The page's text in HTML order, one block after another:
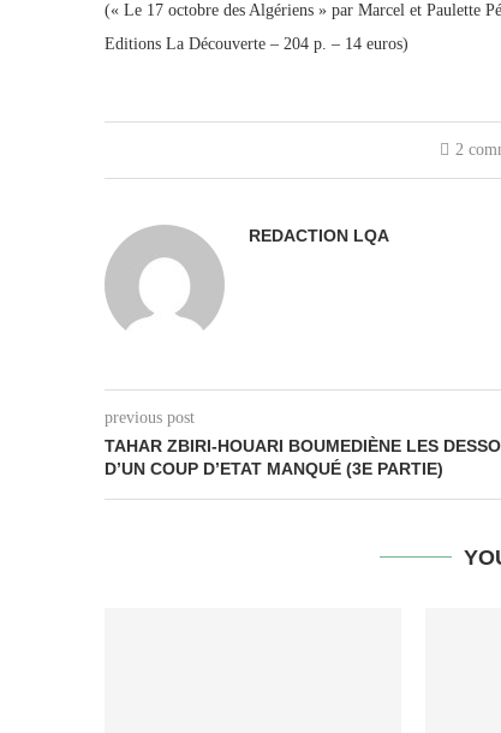
(« Le 17 octobre des Algériens » par Marcel et Paulette
Editions La Découverte – 204 p. – 14 euros)
2
REDACTION LQA
previous post
TAHAR ZBIRI-HOUARI BOUMEDIÈNE LES
D’UN COUP D’ETAT MANQUÉ (3E PARTIE)